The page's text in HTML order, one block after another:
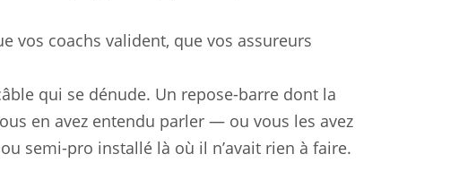
vos coachs valident, que vos assureurs
qui se dénude. Un repose-barre dont la
en avez entendu parler — ou vous les avez
semi-pro installé là où il n’avait rien à faire.